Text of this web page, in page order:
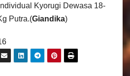
Kyorugi Dewasa 18-
Putra.(Giandika)